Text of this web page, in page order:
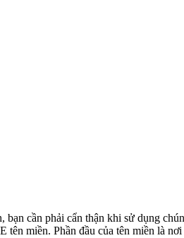
cần phải cẩn thận khi sử dụng
miền. Phần đầu của tên miền là